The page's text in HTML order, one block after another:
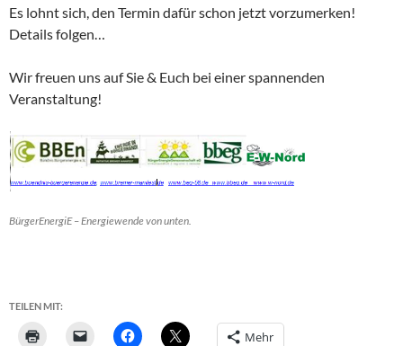
Es lohnt sich, den Termin dafür schon jetzt vorzumerken!
Details folgen…
Wir freuen uns auf Sie & Euch bei einer spannenden
Veranstaltung!
BürgerEnergiE – Energiewende von unten.
TEILEN MIT:
Mehr